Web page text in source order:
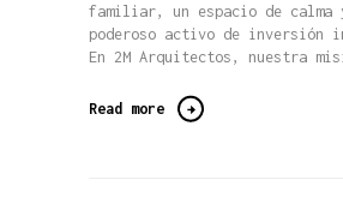
familiar, un espacio de calma
poderoso activo de inversión
En 2M Arquitectos, nuestra
Read more